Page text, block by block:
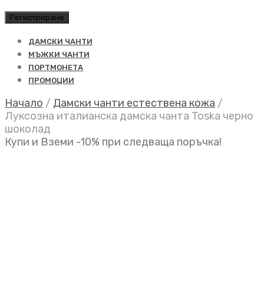
Регистриране
ДАМСКИ ЧАНТИ
МЪЖКИ ЧАНТИ
ПОРТМОНЕТА
ПРОМОЦИИ
Начало / Дамски чанти естествена кожа /
Луксозна италианска дамска чанта Toska черно
шоколад
Купи и Вземи -10% при следваща поръчка!